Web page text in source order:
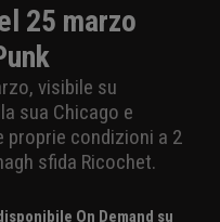
25 marzo
visibile su
sua Chicago e
proprie condizioni a 2
sfida Ricochet.
On Demand su